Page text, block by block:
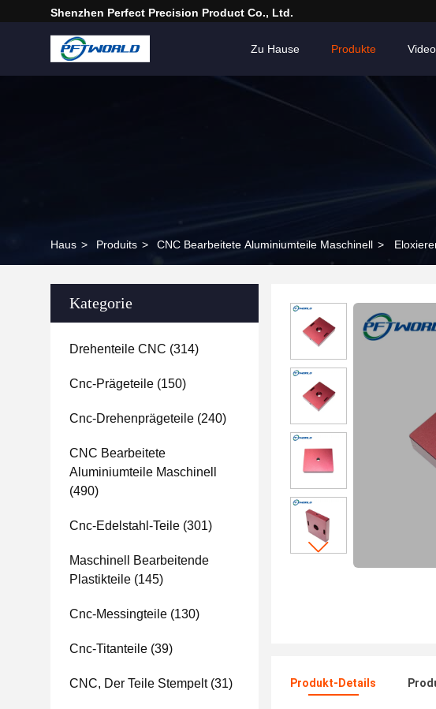
Shenzhen Perfect Precision Product Co., Ltd.
Zu Hause Produkte
Haus > Produits > CNC Bearbeitete Aluminiumteile Maschinell >
Kategorie
Drehenteile CNC (314)
Cnc-Prägeteile (150)
Cnc-Drehenprägeteile (240)
CNC Bearbeitete
Aluminiumteile Maschinell
(490)
Cnc-Edelstahl-Teile (301)
Maschinell Bearbeitende
Plastikteile (145)
Cnc-Messingteile (130)
Cnc-Titanteile (39)
CNC, Der Teile Stempelt(31) Produkt-Details